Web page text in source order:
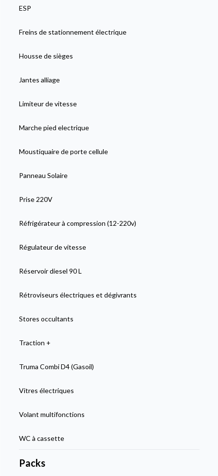
ESP
Freins de stationnement électrique
Housse de sièges
Jantes alliage
Limiteur de vitesse
Marche pied electrique
Moustiquaire de porte cellule
Panneau Solaire
Prise 220V
Réfrigérateur à compression (12-220v)
Régulateur de vitesse
Réservoir diesel 90 L
Rétroviseurs électriques et dégivrants
Stores occultants
Traction +
Truma Combi D4 (Gasoil)
Vitres électriques
Volant multifonctions
WC à cassette
Packs